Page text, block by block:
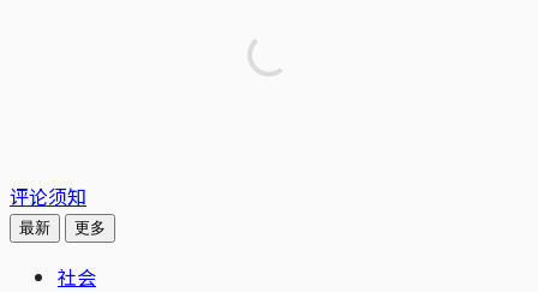
评论须知
最新 更多
社会